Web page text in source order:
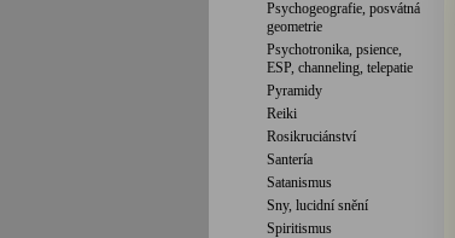
Psychogeografie, posvátná
geometrie
Psychotronika, psience,
ESP, channeling, telepatie
Pyramidy
Reiki
Rosikruciánství
Santería
Satanismus
Sny, lucidní snění
Spiritismus